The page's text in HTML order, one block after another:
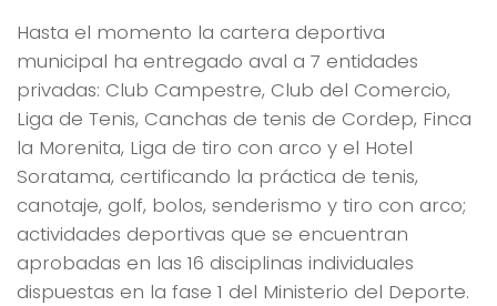
Hasta el momento la cartera deportiva
municipal ha entregado aval a 7 entidades
privadas: Club Campestre, Club del Comercio,
Liga de Tenis, Canchas de tenis de Cordep, Finca
la Morenita, Liga de tiro con arco y el Hotel
Soratama, certificando la práctica de tenis,
canotaje, golf, bolos, senderismo y tiro con arco;
actividades deportivas que se encuentran
aprobadas en las 16 disciplinas individuales
dispuestas en la fase 1 del Ministerio del Deporte.